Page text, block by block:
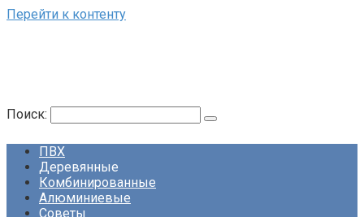
Перейти к контенту
Поиск:
ПВХ
Деревянные
Комбинированные
Алюминиевые
Советы